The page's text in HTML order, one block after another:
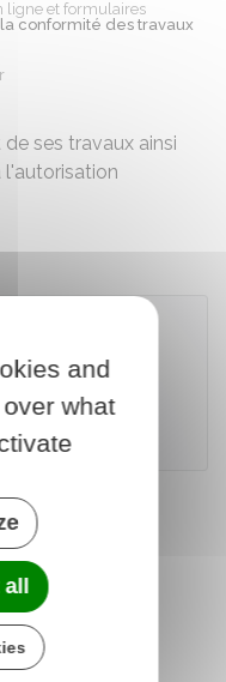
ligne et formulaires
conformité des travaux
ses travaux ainsi
and
what